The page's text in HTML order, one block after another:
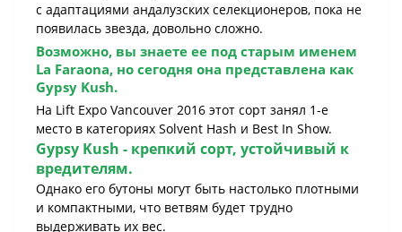
с адаптациями андалузских селекционеров, пока не
появилась звезда, довольно сложно.
Возможно, вы знаете ее под старым именем
La Faraona, но сегодня она представлена как
Gypsy Kush.
На Lift Expo Vancouver 2016 этот сорт занял 1-е
место в категориях Solvent Hash и Best In Show.
Gypsy Kush - крепкий сорт, устойчивый к
вредителям.
Однако его бутоны могут быть настолько плотными
и компактными, что ветвям будет трудно
выдерживать их вес.